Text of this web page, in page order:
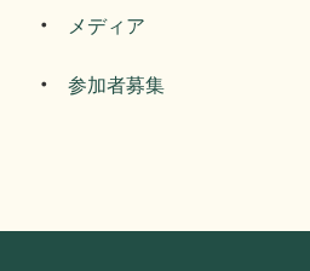
メディア
参加者募集